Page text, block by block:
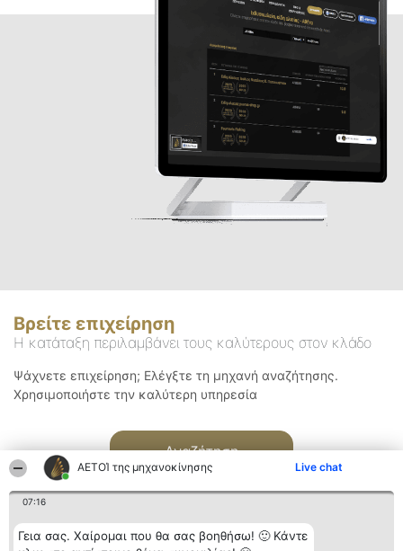
ΑΕΤΟΊ της μηχανοκίνησης Live chat
07:16
Γεια σας. Χαίρομαι που θα σας βοηθήσω! 🙂 Κάντε
Βρείτε επιχείρηση
Η κατάταξη περιλαμβάνει τους καλύτερους στον κλάδο
Ψάχνετε επιχείρηση; Ελέγξτε τη μηχανή αναζήτησης.
Χρησιμοποιήστε την καλύτερη υπηρεσία
Αναζήτηση